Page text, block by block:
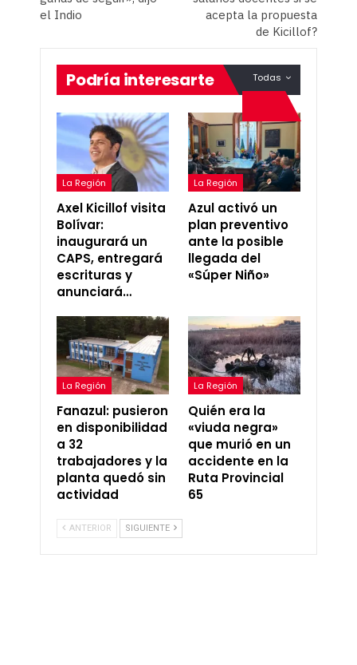
el Indio
acepta la propuesta
de Kicillof?
Todas
Podría interesarte
La Región
Axel Kicillof visita
Bolívar:
inaugurará un
CAPS, entregará
escrituras y
anunciará…
La Región
Azul activó un
plan preventivo
ante la posible
llegada del
«Súper Niño»
La Región
Fanazul: pusieron
en disponibilidad
a 32
trabajadores y la
planta quedó sin
actividad
La Región
Quién era la
«viuda negra»
que murió en un
accidente en la
Ruta Provincial
65
ANTERIOR SIGUIENTE